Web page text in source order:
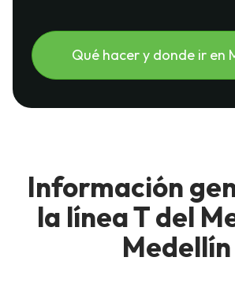
Qué hacer y donde ir en
Información
la línea T del
Medellín